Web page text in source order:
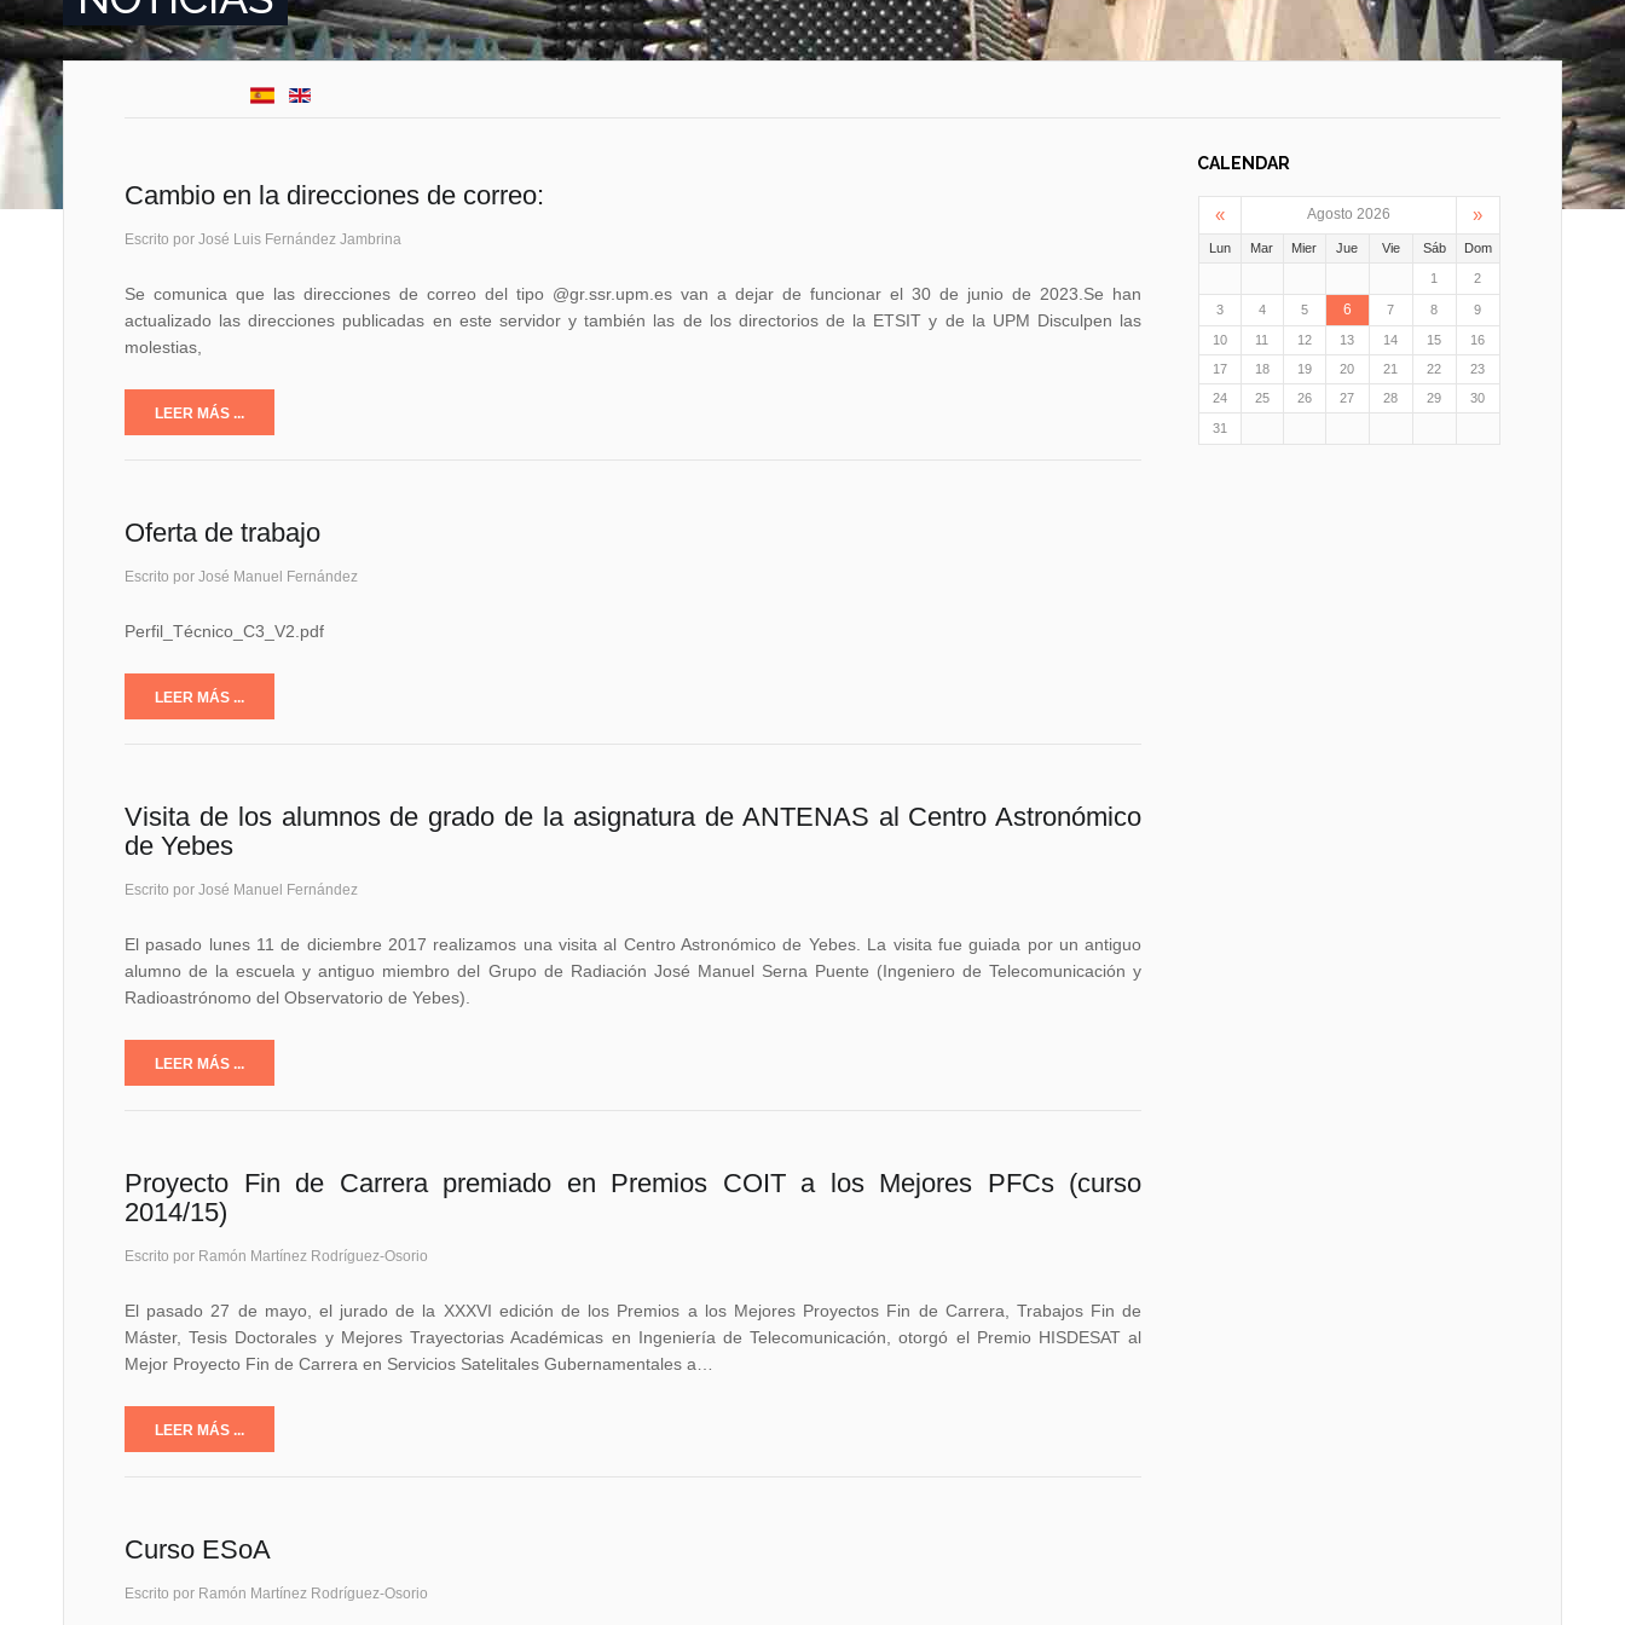
Cambio en la direcciones de correo:
Escrito por José Luis Fernández Jambrina
Se comunica que las direcciones de correo del tipo @gr.ssr.upm.es van a dejar de funcionar el 30 de junio de 2023.Se han
actualizado las direcciones publicadas en este servidor y también las de los directorios de la ETSIT y de la UPM Disculpen las
molestias,
LEER MÁS ...
Oferta de trabajo
Escrito por José Manuel Fernández
Perfil_Técnico_C3_V2.pdf
LEER MÁS ...
Visita de los alumnos de grado de la asignatura de ANTENAS al Centro Astronómico
de Yebes
Escrito por José Manuel Fernández
El pasado lunes 11 de diciembre 2017 realizamos una visita al Centro Astronómico de Yebes. La visita fue guiada por un antiguo
alumno de la escuela y antiguo miembro del Grupo de Radiación José Manuel Serna Puente (Ingeniero de Telecomunicación y
Radioastrónomo del Observatorio de Yebes).
LEER MÁS ...
Proyecto Fin de Carrera premiado en Premios COIT a los Mejores PFCs (curso
2014/15)
Escrito por Ramón Martínez Rodríguez-Osorio
El pasado 27 de mayo, el jurado de la XXXVI edición de los Premios a los Mejores Proyectos Fin de Carrera, Trabajos Fin de
Máster, Tesis Doctorales y Mejores Trayectorias Académicas en Ingeniería de Telecomunicación, otorgó el Premio HISDESAT al
Mejor Proyecto Fin de Carrera en Servicios Satelitales Gubernamentales a…
LEER MÁS ...
Curso ESoA
Escrito por Ramón Martínez Rodríguez-Osorio
CALENDAR
« Agosto 2026 »
Lun Mar Mier Jue Vie Sáb Dom
1 2
3 4 5 6 7 8 9
10 11 12 13 14 15
16
17
18 19 20 21 22
23
24
25 26 27 28 29 30
31